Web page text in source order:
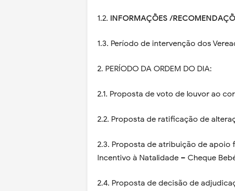
1.2. INFORMAÇÕES /
1.3. Período de intervenção dos
2. PERÍODO DA ORDEM DO DIA:
2.1. Proposta de voto de louvor ao
2.2. Proposta de ratificação de
2.3. Proposta de atribuição de apoio
Incentivo à Natalidade – Cheque
2.4. Proposta de decisão de